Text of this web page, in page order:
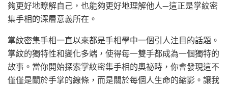
夠更好地瞭解自己，也能夠更好地理解他人—這正是掌紋密
集手相的深層意義所在。
掌紋密集手相一直以來都是手相學中一個引人注目的話題。
掌紋的獨特性和變化多端，使得每一雙手都成為一個獨特的
故事。當你開始探索掌紋密集手相的奧祕時，你會發現這不
僅僅是關於手掌的線條，而是關於每個人生命的縮影。讓我